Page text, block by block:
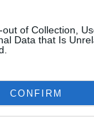
of Collection,
Data that Is
CONFIRM
της
.